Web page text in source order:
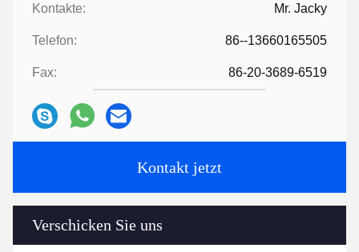
Kontakte: Mr. Jacky
Telefon: 86--13660165505
Fax: 86-20-3689-6519
Kontakt jetzt
Verschicken Sie uns